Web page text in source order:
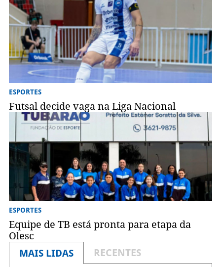
ESPORTES
Futsal decide vaga na Liga Nacional
ESPORTES
Equipe de TB está pronta para etapa da
Olesc
MAIS LIDAS
RECENTES